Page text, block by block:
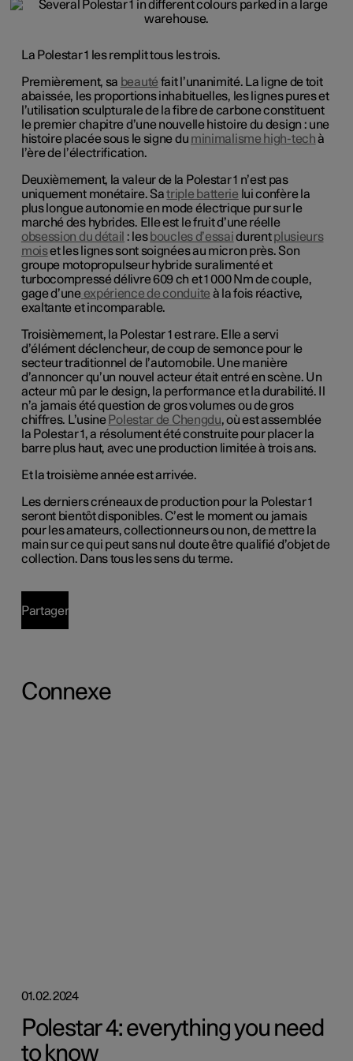
La Polestar 1 les remplit tous les trois.
Premièrement, sa beauté fait l’unanimité. La ligne de toit
abaissée, les proportions inhabituelles, les lignes pures et
l’utilisation sculpturale de la fibre de carbone constituent
le premier chapitre d’une nouvelle histoire du design : une
histoire placée sous le signe du minimalisme high-techà
l’ère de l’électrification.
Deuxièmement, la valeur de la Polestar 1 n’est pas
uniquement monétaire. Satriple batterie lui confère la
plus longue autonomie en mode électrique pur sur le
marché des hybrides. Elle est le fruit d’une réelle
obsession du détail : les boucles d’essaidurentplusieurs
moiset les lignes sont soignées au micron près. Son
groupe motopropulseur hybride suralimenté et
turbocompressé délivre 609 ch et 1 000 Nm de couple,
gage d’uneexpérience de conduite à la fois réactive,
exaltante et incomparable.
Troisièmement, la Polestar 1 est rare. Elle a servi
d’élément déclencheur, de coup de semonce pour le
secteur traditionnel de l’automobile. Une manière
d’annoncer qu’un nouvel acteur était entré en scène. Un
acteur mû par le design, la performance et la durabilité. Il
n’a jamais été question de gros volumes ou de gros
chiffres. L’usine Polestar de Chengdu, où est assemblée
la Polestar 1, a résolument été construite pour placer la
barre plus haut, avec une production limitée à trois ans.
Et la troisième année est arrivée.
Les derniers créneaux de production pour la Polestar 1
seront bientôt disponibles. C’est le moment ou jamais
pour les amateurs, collectionneurs ou non, de mettre la
main sur ce qui peut sans nul doute être qualifié d’objet de
collection. Dans tous les sens du terme.
Partager
Connexe
01.02.2024
Polestar 4: everything you need
to know